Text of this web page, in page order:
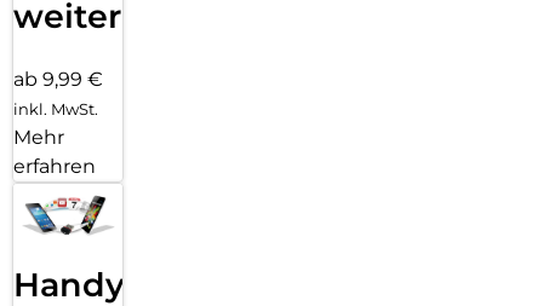
weiter
ab 9,99 €
inkl. MwSt.
Mehr
erfahren
Handy